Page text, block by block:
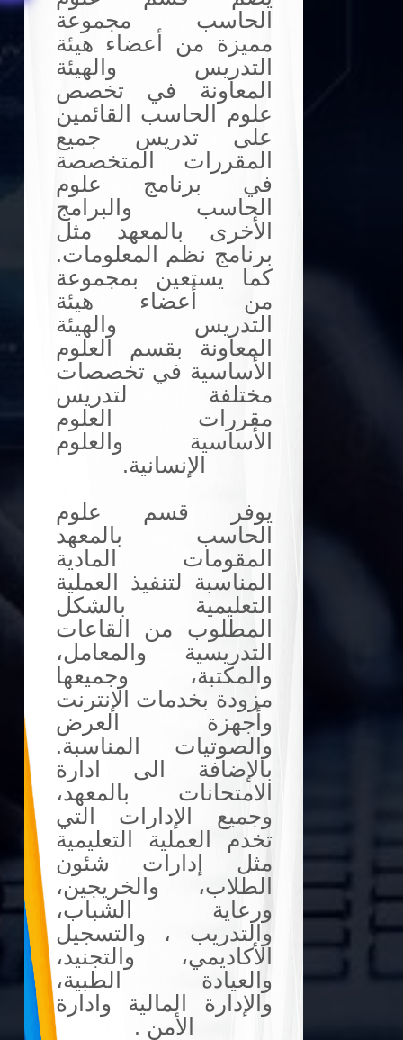
الحاسب مجموعة
مميزة من أعضاء هيئة
التدريس والهيئة
المعاونة في تخصص
علوم الحاسب القائمين
على تدريس جميع
المقررات المتخصصة
في برنامج علوم
الحاسب والبرامج
الأخرى بالمعهد مثل
برنامج نظم المعلومات.
كما يستعين بمجموعة
من أعضاء هيئة
التدريس والهيئة
المعاونة بقسم العلوم
الأساسية في تخصصات
مختلفة لتدريس
مقررات العلوم
الأساسية والعلوم
الإنسانية.
يوفر قسم علوم
الحاسب بالمعهد
المقومات المادية
المناسبة لتنفيذ العملية
التعليمية بالشكل
المطلوب من القاعات
التدريسية والمعامل،
والمكتبة، وجميعها
مزودة بخدمات الإنترنت
وأجهزة العرض
والصوتيات المناسبة.
بالإضافة الى ادارة
الامتحانات بالمعهد،
وجميع الإدارات التي
تخدم العملية التعليمية
مثل إدارات شئون
الطلاب، والخريجين،
ورعاية الشباب،
والتدريب ، والتسجيل
الأكاديمي، والتجنيد،
والعيادة الطبية،
والإدارة المالية وادارة
الأمن .